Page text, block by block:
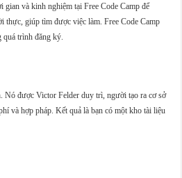
và kinh nghiệm tại Free Code Camp để
thực, giúp tìm được việc làm. Free Code Camp
trình đăng ký.
Nó được Victor Felder duy trì, người tạo ra cơ sở
và hợp pháp. Kết quả là bạn có một kho tài liệu